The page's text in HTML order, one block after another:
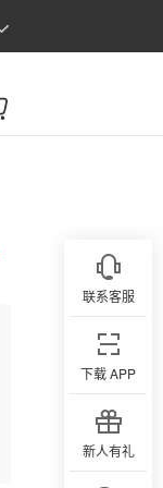
联系客服
下载 APP
新人有礼